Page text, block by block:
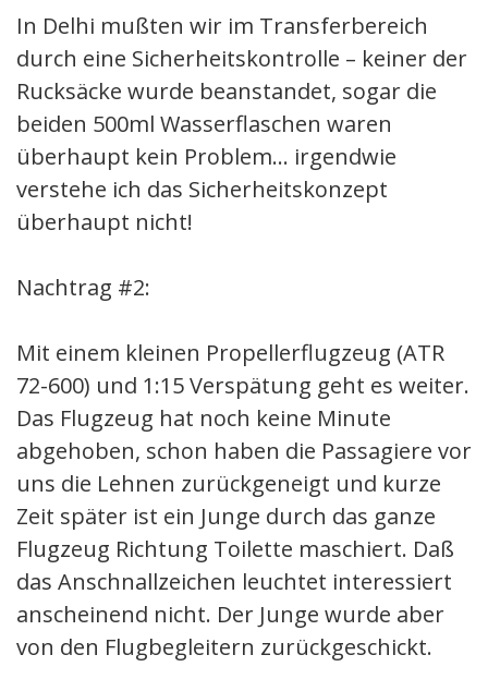
In Delhi mußten wir im Transferbereich
durch eine Sicherheitskontrolle – keiner der
Rucksäcke wurde beanstandet, sogar die
beiden 500ml Wasserflaschen waren
überhaupt kein Problem… irgendwie
verstehe ich das Sicherheitskonzept
überhaupt nicht!
Nachtrag #2:
Mit einem kleinen Propellerflugzeug (ATR
72-600) und 1:15 Verspätung geht es weiter.
Das Flugzeug hat noch keine Minute
abgehoben, schon haben die Passagiere vor
uns die Lehnen zurückgeneigt und kurze
Zeit später ist ein Junge durch das ganze
Flugzeug Richtung Toilette maschiert. Daß
das Anschnallzeichen leuchtet interessiert
anscheinend nicht. Der Junge wurde aber
von den Flugbegleitern zurückgeschickt.